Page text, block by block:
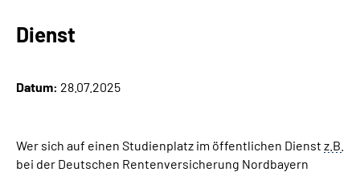
Über uns
Suche
Dienst
Datum: 28.07.2025
Wer sich auf einen Studienplatz im öffentlichen Dienst z.B.
bei der Deutschen Rentenversicherung Nordbayern